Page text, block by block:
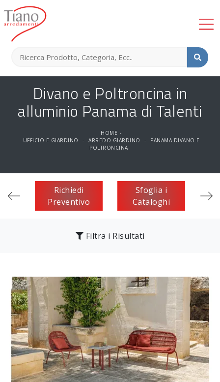
Divano e Poltroncina in
alluminio Panama di Talenti
HOME -
UFFICIO E GIARDINO
- ARREDO GIARDINO -
PANAMA DIVANO E
POLTRONCINA
Richiedi
Preventivo
Sfoglia i
Cataloghi
Filtra i Risultati